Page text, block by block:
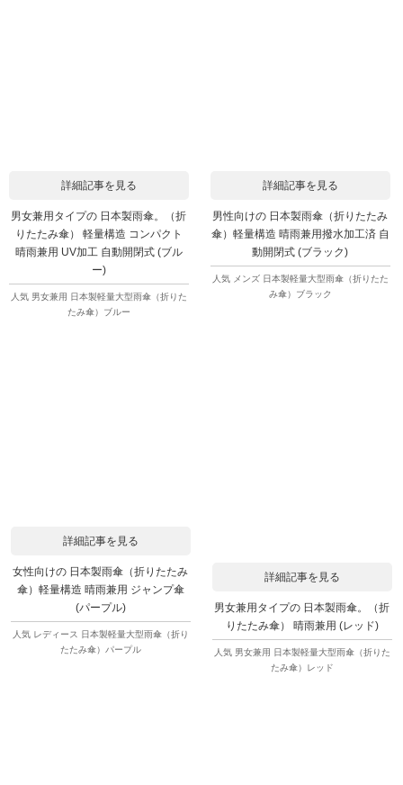
詳細記事を見る
男女兼用タイプの 日本製雨傘。（折
りたたみ傘） 軽量構造 コンパクト
晴雨兼用 UV加工 自動開閉式 (ブル
ー)
人気 男女兼用 日本製軽量大型雨傘（折りた
たみ傘）ブルー
詳細記事を見る
男性向けの 日本製雨傘（折りたたみ
傘）軽量構造 晴雨兼用撥水加工済 自
動開閉式 (ブラック)
人気 メンズ 日本製軽量大型雨傘（折りたた
み傘）ブラック
詳細記事を見る
女性向けの 日本製雨傘（折りたたみ
傘）軽量構造 晴雨兼用 ジャンプ傘
(パープル)
人気 レディース 日本製軽量大型雨傘（折り
たたみ傘）パープル
詳細記事を見る
男女兼用タイプの 日本製雨傘。（折
りたたみ傘） 晴雨兼用 (レッド)
人気 男女兼用 日本製軽量大型雨傘（折りた
たみ傘）レッド